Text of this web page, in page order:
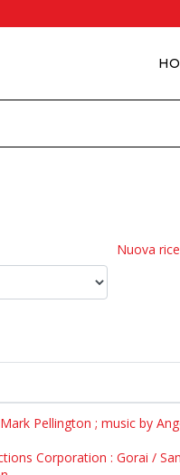
Nuova
Pellington ; music by
Corporation : Gorai /